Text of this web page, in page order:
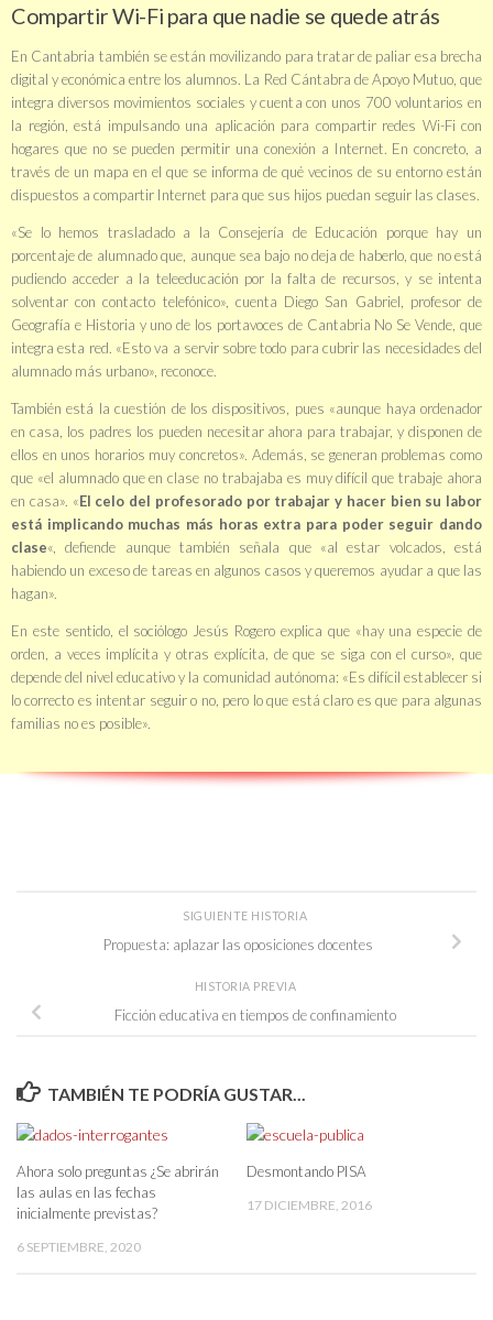
Compartir Wi-Fi para que nadie se quede atrás
En Cantabria también se están movilizando para tratar de paliar esa brecha
digital y económica entre los alumnos. La Red Cántabra de Apoyo Mutuo, que
integra diversos movimientos sociales y cuenta con unos 700 voluntarios en
la región, está impulsando una aplicación para compartir redes Wi-Fi con
hogares que no se pueden permitir una conexión a Internet. En concreto, a
través de un mapa en el que se informa de qué vecinos de su entorno están
dispuestos a compartir Internet para que sus hijos puedan seguir las clases.
«Se lo hemos trasladado a la Consejería de Educación porque hay un
porcentaje de alumnado que, aunque sea bajo no deja de haberlo, que no está
pudiendo acceder a la teleeducación por la falta de recursos, y se intenta
solventar con contacto telefónico», cuenta Diego San Gabriel , profesor de
Geografía e Historia y uno de los portavoces de Cantabria No Se Vende , que
integra esta red. «Esto va a servir sobre todo para cubrir las necesidades del
alumnado más urbano», reconoce.
También está la cuestión de los dispositivos, pues «aunque haya ordenador
en casa, los padres los pueden necesitar ahora para trabajar, y disponen de
ellos en unos horarios muy concretos». Además, se generan problemas como
que «el alumnado que en clase no trabajaba es muy difícil que trabaje ahora
en casa». «El celo del profesorado por trabajar y hacer bien su labor
está implicando muchas más horas extra para poder seguir dando
clase«, defiende aunque también señala que «al estar volcados, está
habiendo un exceso de tareas en algunos casos y queremos ayudar a que las
hagan».
En este sentido, el sociólogo Jesús Rogero explica que «hay una especie de
orden, a veces implícita y otras explícita, de que se siga con el curso», que
depende del nivel educativo y la comunidad autónoma: «Es difícil establecer si
lo correcto es intentar seguir o no, pero lo que está claro es que para algunas
familias no es posible».
SIGUIENTE HISTORIA
Propuesta: aplazar las oposiciones docentes
HISTORIA PREVIA
Ficción educativa en tiempos de confinamiento
TAMBIÉN TE PODRÍA GUSTAR...
Ahora solo preguntas ¿Se abrirán
las aulas en las fechas
inicialmente previstas?
6 SEPTIEMBRE, 2020
Desmontando PISA
17 DICIEMBRE, 2016